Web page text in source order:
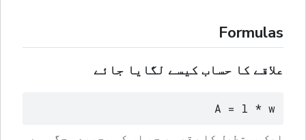
Formulas
علاقے کا حساب کیسے لگایا جائے
A = l * w